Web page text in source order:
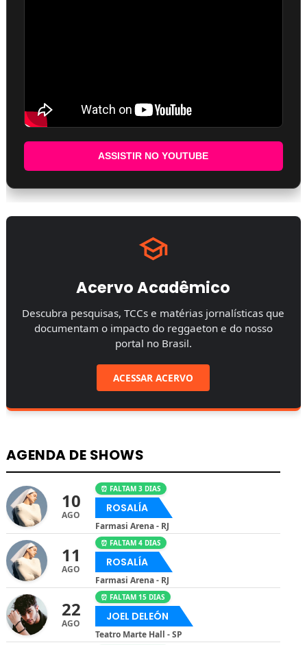
ASSISTIR NO YOUTUBE
Acervo Acadêmico
Descubra pesquisas, TCCs e matérias jornalísticas que
documentam o impacto do reggaeton e do nosso
portal no Brasil.
ACESSAR ACERVO
AGENDA DE SHOWS
10
AGO
⏰ FALTAM 3 DIAS
ROSALÍA
Farmasi Arena - RJ
11
AGO
⏰ FALTAM 4 DIAS
ROSALÍA
Farmasi Arena - RJ
22
AGO
⏰ FALTAM 15 DIAS
JOEL DELEÓN
Teatro Marte Hall - SP